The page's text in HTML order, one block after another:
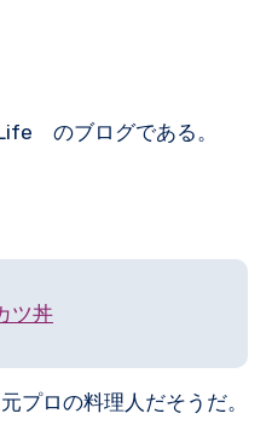
のブログである。
ツ丼
プロの料理人だそうだ。